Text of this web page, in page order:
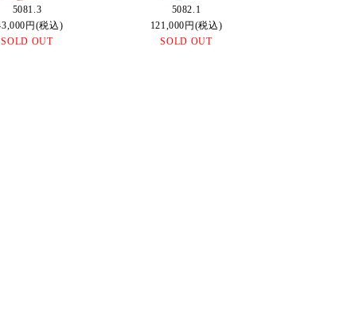
5081.3
円(税込)
SOLD OUT
5082.1
121,000円(税込)
SOLD OUT